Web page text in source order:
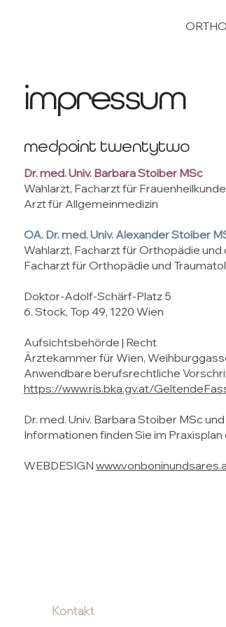
impressum
Dr. med. Univ. Barbara Stoiber MSc
Wahlarzt, Facharzt für
Arzt für Allgemeinmedizin
OA. Dr. med. Univ. Alexander Stoiber
Wahlarzt, Facharzt für Orthopädie
Facharzt für Orthopädie und
Doktor-Adolf-Schärf-Platz 5
6. Stock, Top 49, 1220 Wien
Aufsichtsbehörde | Recht
Ärztekammer für Wien,
Anwendbare berufsrechtliche
https://www.ris.bka.gv.at/
Dr. med. Univ. Barbara Stoiber MSc
Informationen finden Sie im
WEBDESIGN
medpoint twentytwo
Kontakt